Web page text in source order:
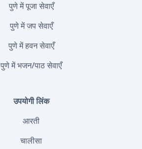
पुणे में पूजा सेवाएँ
पुणे में जप सेवाएँ
पुणे में हवन सेवाएँ
पुणे में भजन/पाठ सेवाएँ
उपयोगी लिंक
आरती
चालीसा